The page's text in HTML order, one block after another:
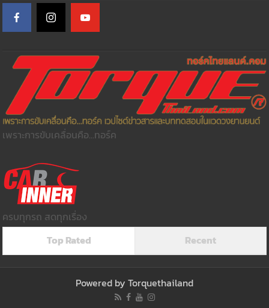
เพราะการขับเคลื่อนคือ...ทอร์ค
ครบทุกรถ สดทุกเรื่อง
Top Rated
Recent
Powered by Torquethailand